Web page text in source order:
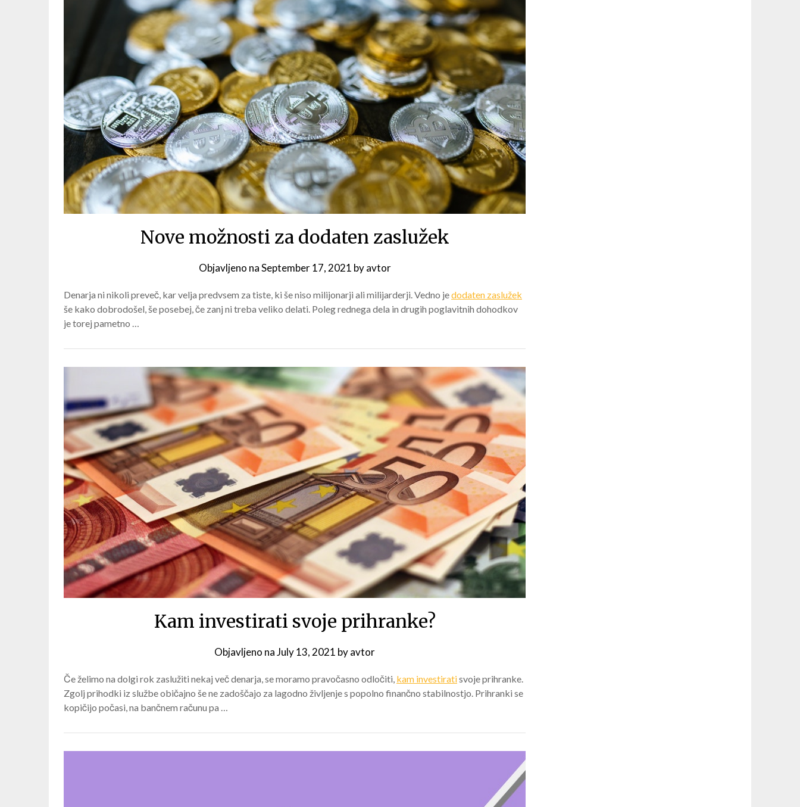
Nove možnosti za dodaten zaslužek
Objavljeno naSeptember 17, 2021 byavtor
Denarja ni nikoli preveč, kar velja predvsem za tiste, ki še niso milijonarji ali milijarderji. Vedno jedodaten zaslužek
še kako dobrodošel, še posebej, če zanj ni treba veliko delati. Poleg rednega dela in drugih poglavitnih dohodkov
je torej pametno …
Kam investirati svoje prihranke?
Objavljeno naJuly 13, 2021 byavtor
Če želimo na dolgi rok zaslužiti nekaj več denarja, se moramo pravočasno odločiti, kam investiratisvoje prihranke.
Zgolj prihodki iz službe običajno še ne zadoščajo za lagodno življenje s popolno finančno stabilnostjo. Prihranki se
kopičijo počasi, na bančnem računu pa …